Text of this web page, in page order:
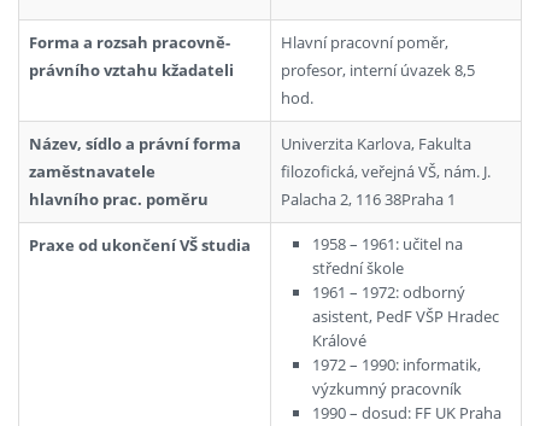
Forma a rozsah pracovně-
právního vztahu kžadateli
Hlavní pracovní poměr,
profesor, interní úvazek 8,5
hod.
Název, sídlo a právní forma
zaměstnavatele
hlavního prac. poměru
Univerzita Karlova, Fakulta
filozofická, veřejná VŠ, nám. J.
Palacha 2, 116 38Praha 1
Praxe od ukončení VŠ studia
1958 – 1961: učitel na
střední škole
1961 – 1972: odborný
asistent, PedF VŠP Hradec
Králové
1972 – 1990: informatik,
výzkumný pracovník
1990 – dosud: FF UK Praha